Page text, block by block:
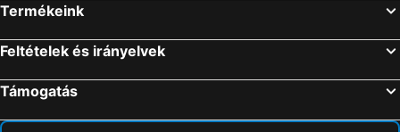
Termékeink
Feltételek és irányelvek
Támogatás